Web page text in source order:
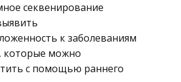
секвенирование
к заболеваниям
которые можно
с помощью раннего